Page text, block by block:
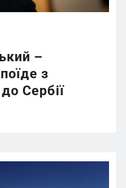
–
з
Сербії